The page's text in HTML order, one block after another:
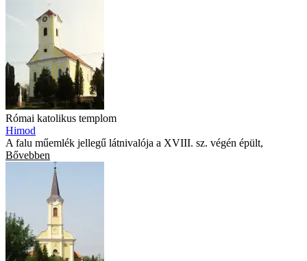
Római katolikus templom
Himod
A falu műemlék jellegű látnivalója a XVIII. sz. végén épült,
Bővebben